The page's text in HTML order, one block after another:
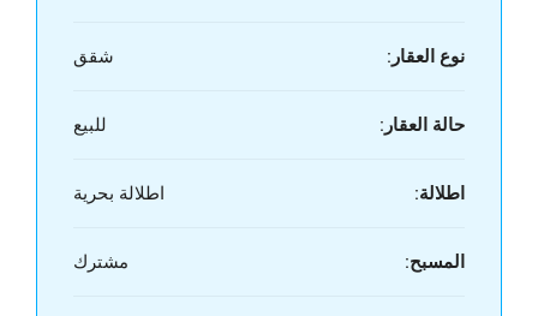
نوع العقار: شقق
حالة العقار: للبيع
اطلالة: اطلالة بحرية
المسبح: مشترك